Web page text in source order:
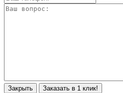
Закрыть Заказать в 1 клик!